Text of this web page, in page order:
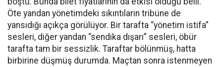
Öte yandan yönetimdeki sıkıntıların tribüne de
yansıdığı açıkça görülüyor. Bir tarafta “yönetim istifa”
sesleri, diğer yandan “sendika dışarı” sesleri, öbür
tarafta tam bir sessizlik. Taraftar bölünmüş, hatta
birbirine düşmüş durumda. Maçtan sonra istenmeyen